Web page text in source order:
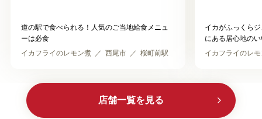
道の駅で食べられる！人気のご当地給食メニュ
ーは必食
イカフライのレモン煮
西尾市 桜町前駅
イカがふっくら
にある居心地の
イカフライのレ
店舗一覧を見る